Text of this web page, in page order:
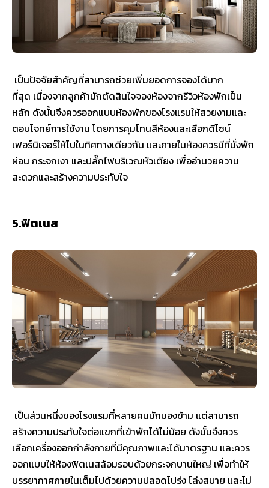
เป็นปัจจัยสำคัญที่สามารถช่วยเพิ่มยอดการจองได้มาก
ที่สุด เนื่องจากลูกค้ามักตัดสินใจจองห้องจากรีวิวห้องพักเป็น
หลัก ดังนั้นจึงควรออกแบบห้องพักของโรงแรมให้สวยงามและ
ตอบโจทย์การใช้งาน โดยการคุมโทนสีห้องและเลือกดีไซน์
เฟอร์นิเจอร์ให้ไปในทิศทางเดียวกัน และภายในห้องควรมีที่นั่งพัก
ผ่อน กระจกเงา และปลั๊กไฟบริเวณหัวเตียง เพื่ออำนวยความ
สะดวกและสร้างความประทับใจ
5.ฟิตเนส
เป็นส่วนหนึ่งของโรงแรมที่หลายคนมักมองข้าม แต่สามารถ
สร้างความประทับใจต่อแขกที่เข้าพักได้ไม่น้อย ดังนั้นจึงควร
เลือกเครื่องออกกำลังกายที่มีคุณภาพและได้มาตรฐาน และควร
ออกแบบให้ห้องฟิตเนสล้อมรอบด้วยกระจกบานใหญ่ เพื่อทำให้
บรรยากาศภายในเต็มไปด้วยความปลอดโปร่ง โล่งสบาย และไม่